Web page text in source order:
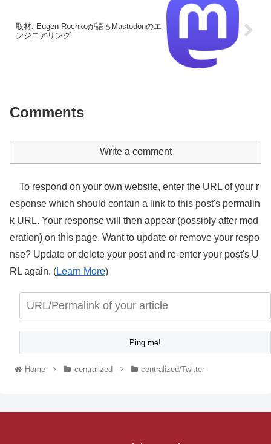
取材: Eugen Rochkoが語るMastodonのエ
ンジニアリング
Comments
Write a comment
To respond on your own website, enter the URL of your r
esponse which should contain a link to this post's permalin
k URL. Your response will then appear (possibly after mod
eration) on this page. Want to update or remove your respo
nse? Update or delete your post and re-enter your post's U
RL again. (Learn More)
Home centralized centralized/Twitter